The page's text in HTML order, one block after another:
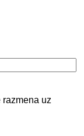
razmena uz